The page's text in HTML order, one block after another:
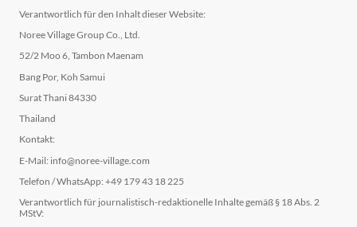
Verantwortlich für den Inhalt dieser Website:
Noree Village Group Co., Ltd.
52/2 Moo 6, Tambon Maenam
Bang Por, Koh Samui
Surat Thani 84330
Thailand
Kontakt:
E-Mail: info@noree-village.com
Telefon / WhatsApp: +49 179 43 18 225
Verantwortlich für journalistisch-redaktionelle Inhalte gemäß § 18 Abs. 2
MStV: